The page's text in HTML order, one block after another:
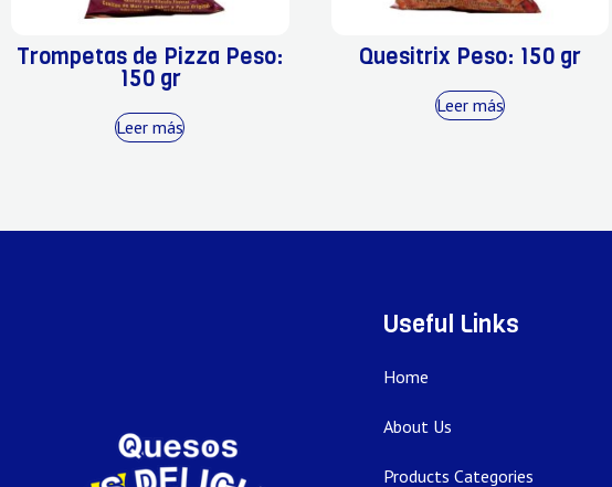
Trompetas de Pizza Peso:
150 gr
Leer más
Quesitrix Peso: 150 gr
Leer más
Useful Links
Home
About Us
Products Categories